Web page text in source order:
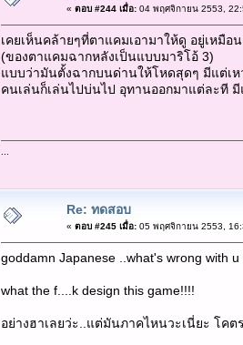
« ตอบ #244 เมื่อ:04 พฤศจิกายน 2553,
เคยเห็นคล้ายๆที่ตาแคมเอามาให้ดู อยู่เหมื
(ของตาแคมฉากหลังเป็นแบบมาริโอ้ 3)
แบบว่ามันตั้งฉากบนด่านให้โหดสุดๆ มีแต่เห
คนเล่นก็เล่นไปบ่นไป อุทานออกมาแต่ละที
Re: ทดสอบ
« ตอบ #245 เมื่อ:05 พฤศจิกายน 2553,
goddamn Japanese ..what's wrong with u
what the f....k design this game!!!!
อย่างฮาเลยว่ะ..แต่มันภาคไหนวะเนี่ยะ โคต